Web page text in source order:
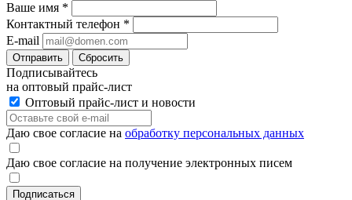
Ваше имя *
Контактный телефон *
E-mail
Отправить Сбросить
Подписывайтесь
на оптовый прайс-лист
Оптовый прайс-лист и новости
Даю свое согласие на обработку персональных данных
Даю свое согласие на получение электронных писем